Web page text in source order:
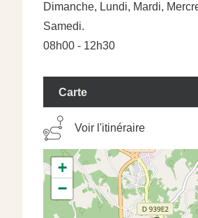
Dimanche, Lundi, Mardi,
Samedi.
08h00 - 12h30
Carte
Voir l'itinéraire
+
−